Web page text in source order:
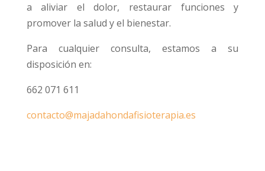
a aliviar el dolor, restaurar funciones y
promover la salud y el bienestar.
Para cualquier consulta, estamos a su
disposición en:
662 071 611
contacto@majadahondafisioterapia.es